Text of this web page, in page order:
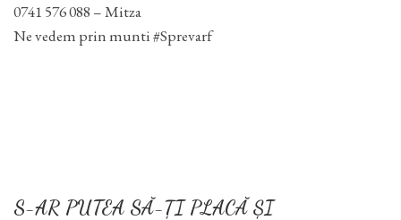
0741 576 088 – Mitza
Ne vedem prin munti #Sprevarf
S-AR PUTEA SĂ-ȚI PLACĂ ȘI